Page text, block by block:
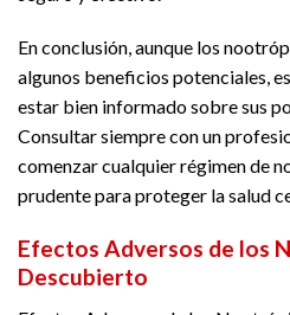
En conclusión, aunque los
algunos beneficios potenciales,
estar bien informado sobre sus
Consultar siempre con un
comenzar cualquier régimen de
prudente para proteger la salud
Efectos Adversos de los
Descubierto